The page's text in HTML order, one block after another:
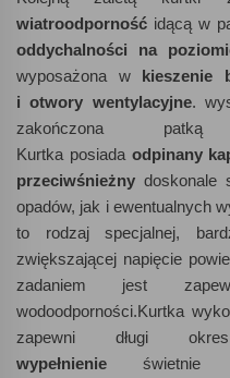
wiatroodporność idącą w
oddychalności na
wyposażona w kieszenie
i otwory wentylacyjne.
zakończona patką
Kurtka posiada odpinany
przeciwśnieżny doskonale
opadów, jak i ewentualnych
to rodzaj specjalnej,
zwiększającej napięcie
zadaniem jest
wodoodporności.Kurtka
zapewni długi
wypełnienie świetnie